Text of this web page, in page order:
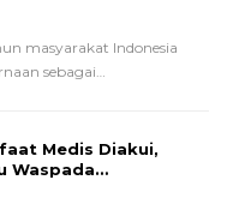
masyarakat Indonesia
sebagai…
Medis Diakui,
Waspada…